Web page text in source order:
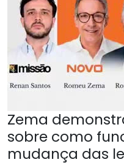
Zema
sobre como
mudança das